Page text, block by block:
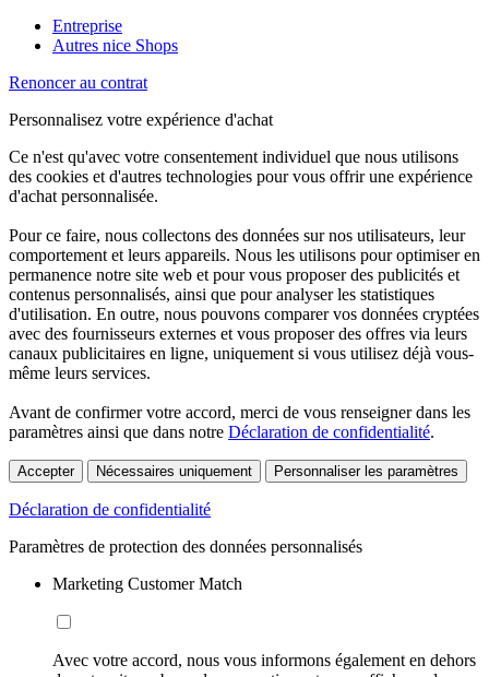
Entreprise
Autres nice Shops
Renoncer au contrat
Personnalisez votre expérience d'achat
Ce n'est qu'avec votre consentement individuel que nous utilisons
des cookies et d'autres technologies pour vous offrir une expérience
d'achat personnalisée.
Pour ce faire, nous collectons des données sur nos utilisateurs, leur
comportement et leurs appareils. Nous les utilisons pour optimiser en
permanence notre site web et pour vous proposer des publicités et
contenus personnalisés, ainsi que pour analyser les statistiques
d'utilisation. En outre, nous pouvons comparer vos données cryptées
avec des fournisseurs externes et vous proposer des offres via leurs
canaux publicitaires en ligne, uniquement si vous utilisez déjà vous-
même leurs services.
Avant de confirmer votre accord, merci de vous renseigner dans les
paramètres ainsi que dans notre Déclaration de confidentialité.
Accepter Nécessaires uniquement Personnaliser les paramètres
Déclaration de confidentialité
Paramètres de protection des données personnalisés
Marketing Customer Match
Avec votre accord, nous vous informons également en dehors